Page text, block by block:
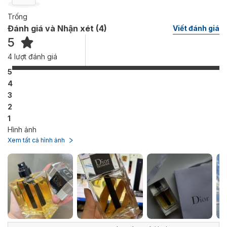
Trống
Đánh giá và Nhận xét (4) Viết đánh giá
5
4 lượt đánh giá
5
4
3
2
1
Hình ảnh
Xem tất cả hình ảnh